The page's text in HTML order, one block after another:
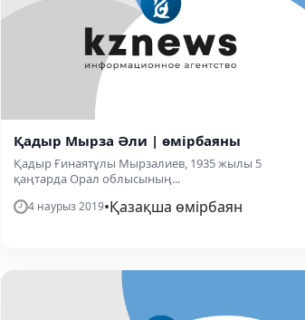
Қадыр Мырза Әли | өмірбаяны
Қадыр Ғинаятұлы Мырзалиев, 1935 жылы 5
қаңтарда Орал облысының...
4 наурыз 2019•Қазақша өмірбаян